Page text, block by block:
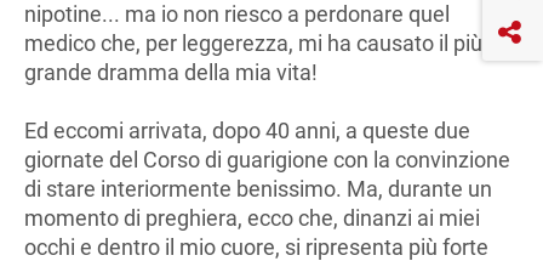
nipotine... ma io non riesco a perdonare quel
medico che, per leggerezza, mi ha causato il più
grande dramma della mia vita!
Ed eccomi arrivata, dopo 40 anni, a queste due
giornate del Corso di guarigione con la convinzione
di stare interiormente benissimo. Ma, durante un
momento di preghiera, ecco che, dinanzi ai miei
occhi e dentro il mio cuore, si ripresenta più forte